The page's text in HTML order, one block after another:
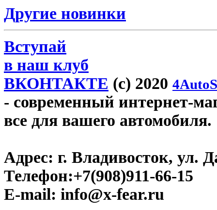
Другие новинки
Вступай
в наш клуб
ВКОНТАКТЕ (c) 2020
- современный интернет-
все для вашего автомобиля.
Адрес: г. Владивосток, ул.
Телефон:+7(908)911-66-15
E-mail: info@x-fear.ru